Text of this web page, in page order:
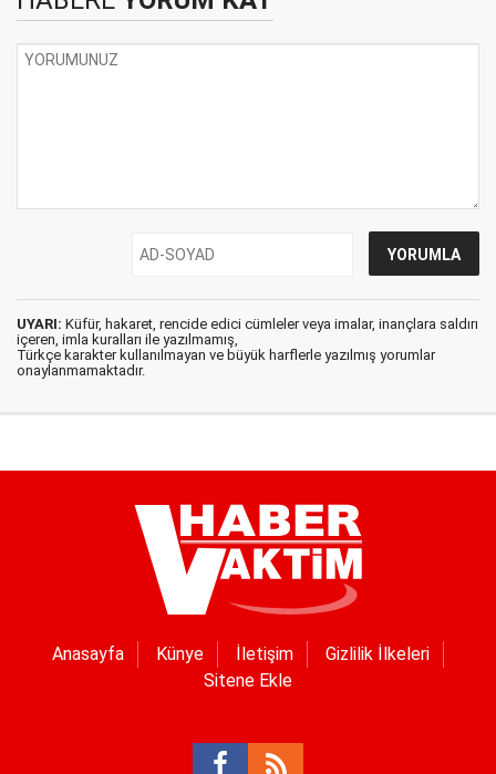
UYARI: Küfür, hakaret, rencide edici cümleler veya imalar, inançlara saldırı
içeren, imla kuralları ile yazılmamış,
Türkçe karakter kullanılmayan ve büyük harflerle yazılmış yorumlar
onaylanmamaktadır.
Anasayfa Künye İletişim
Gizlilik İlkeleri
Sitene Ekle